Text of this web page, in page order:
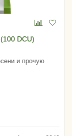
DCU)
и прочую